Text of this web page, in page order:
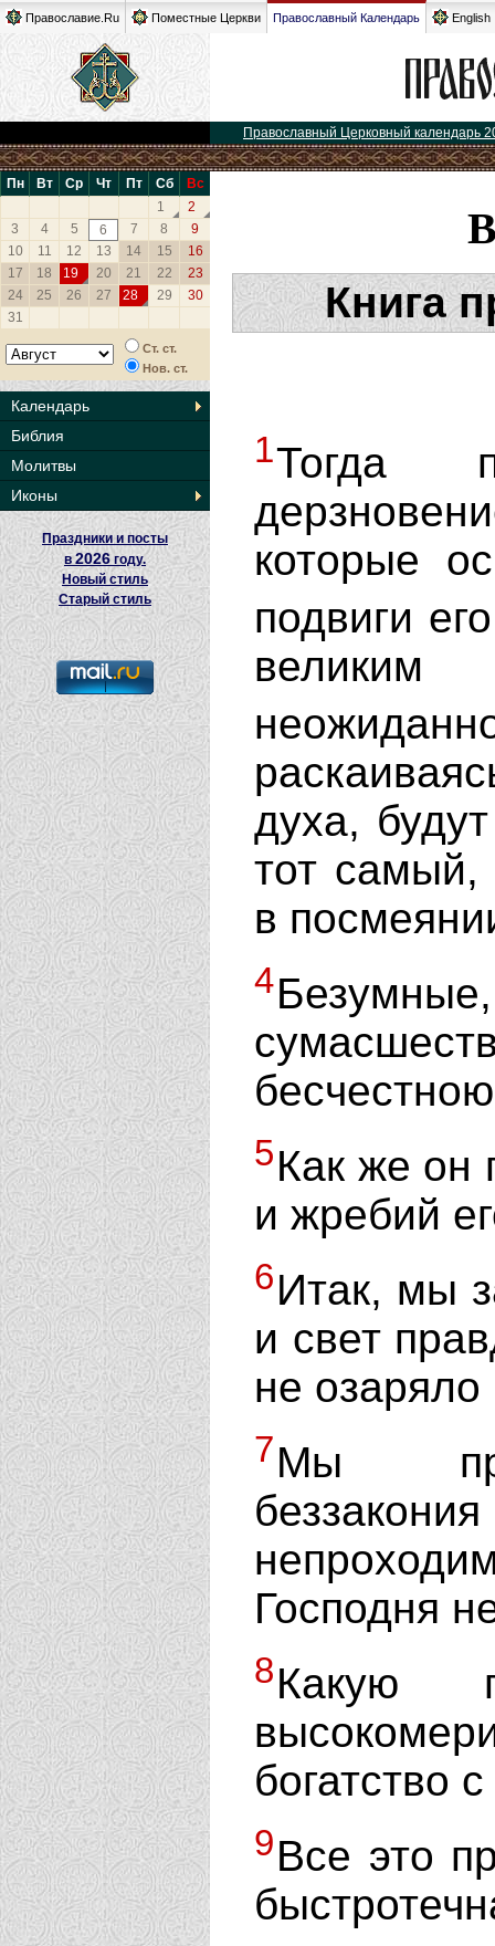
Православие.Ru Поместные Церкви Православный Календарь English
Православный Церковный календарь
Пн Вт Ср Чт Пт Сб
Вс
1
2
3
4 5 6 7 8
9
10
11 12 13 14 15
16
17
18 19 20 21 22
23
24
25 26 27 28 29
30
31
Ст. ст.
Нов. ст.
Календарь
Библия
Молитвы
Иконы
Праздники и посты
в2026 году.
Новый стиль
Старый стиль
Книга
1Тогда
которые
подвиги
духа,
тот самый,
в
4
5Как же он
и жребий
6Итак, мы
и свет
не озаряло
7Мы
Господня
8Какую
богатство
9Все это